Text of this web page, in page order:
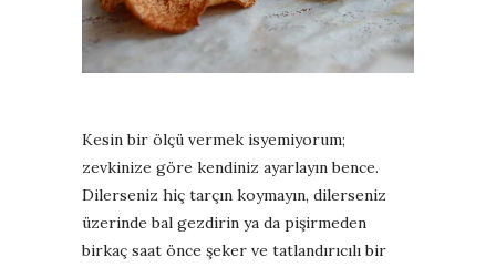
Kesin bir ölçü vermek isyemiyorum;
zevkinize göre kendiniz ayarlayın bence.
Dilerseniz hiç tarçın koymayın, dilerseniz
üzerinde bal gezdirin ya da pişirmeden
birkaç saat önce şeker ve tatlandırıcılı bir